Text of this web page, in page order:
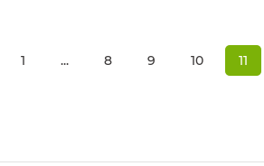
1 ... 8 9 10 11